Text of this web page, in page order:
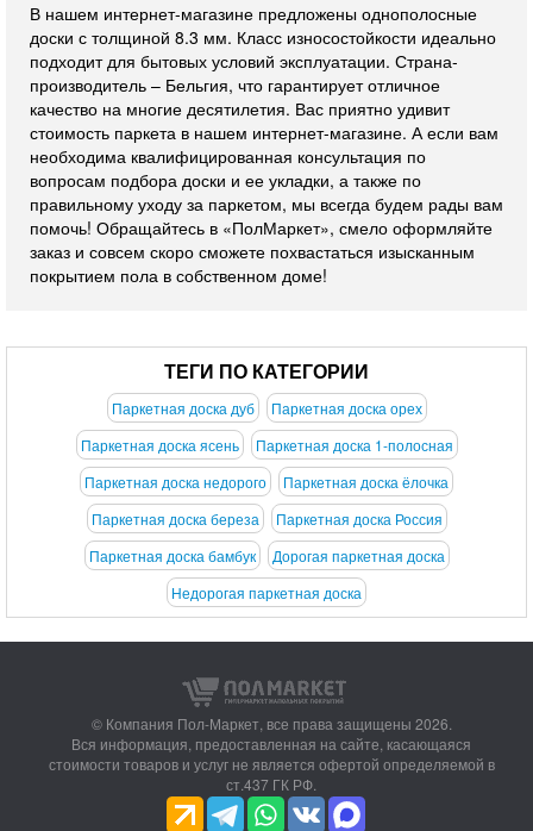
В нашем интернет-магазине предложены однополосные
доски с толщиной 8.3 мм. Класс износостойкости идеально
подходит для бытовых условий эксплуатации. Страна-
производитель – Бельгия, что гарантирует отличное
качество на многие десятилетия. Вас приятно удивит
стоимость паркета в нашем интернет-магазине. А если вам
необходима квалифицированная консультация по
вопросам подбора доски и ее укладки, а также по
правильному уходу за паркетом, мы всегда будем рады вам
помочь! Обращайтесь в «ПолМаркет», смело оформляйте
заказ и совсем скоро сможете похвастаться изысканным
покрытием пола в собственном доме!
ТЕГИ ПО КАТЕГОРИИ
Паркетная доска дуб
Паркетная доска орех
Паркетная доска ясень
Паркетная доска 1-полосная
Паркетная доска недорого
Паркетная доска ёлочка
Паркетная доска береза
Паркетная доска Россия
Паркетная доска бамбук
Дорогая паркетная доска
Недорогая паркетная доска
© Компания Пол-Маркет, все права защищены 2026.
Вся информация, предоставленная на сайте, касающаяся
стоимости товаров и услуг не является офертой определяемой в
ст.437 ГК РФ.